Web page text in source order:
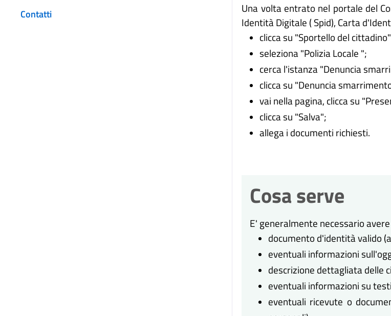
Contatti
Una volta entrato nel portale del
Identità Digitale ( Spid), Carta
clicca su "Sportello del
seleziona "Polizia Locale ";
cerca l'istanza "Denuncia
clicca su "Denuncia
vai nella pagina, clicca su
clicca su "Salva";
allega i documenti richiesti.
Cosa serve
E' generalmente necessario
documento d'identità valido
eventuali informazioni
descrizione dettagliata delle
eventuali informazioni su
eventuali ricevute o